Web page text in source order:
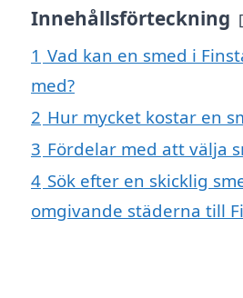
Innehållsförteckning
1 Vad kan en smed i
med?
2 Hur mycket kostar en
3 Fördelar med att välja
4 Sök efter en skicklig
omgivande städerna till